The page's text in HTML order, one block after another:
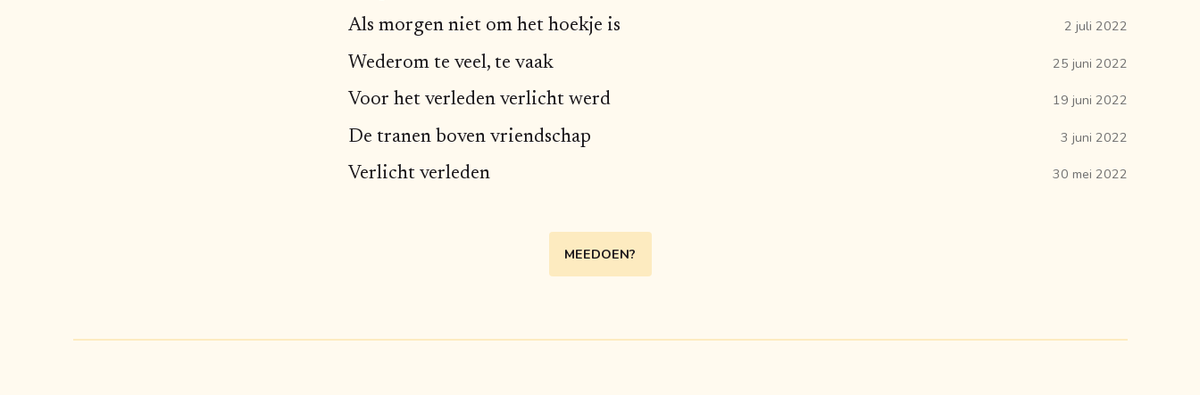
2 juli 2022
Als morgen niet om het hoekje is
25 juni 2022
Wederom te veel, te vaak
19 juni 2022
Voor het verleden verlicht werd
3 juni 2022
De tranen boven vriendschap
30 mei 2022
Verlicht verleden
MEEDOEN?